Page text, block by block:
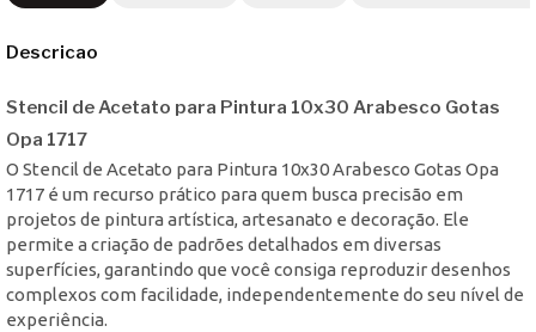
Descricao
Stencil de Acetato para Pintura 10x30 Arabesco Gotas
Opa 1717
O Stencil de Acetato para Pintura 10x30 Arabesco Gotas Opa
1717 é um recurso prático para quem busca precisão em
projetos de pintura artística, artesanato e decoração. Ele
permite a criação de padrões detalhados em diversas
superfícies, garantindo que você consiga reproduzir desenhos
complexos com facilidade, independentemente do seu nível de
experiência.